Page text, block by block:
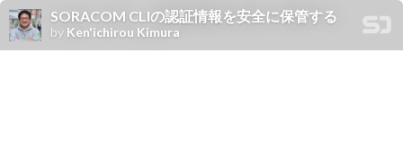
SORACOM CLIの認証情報を安全に保管する
by Ken'ichirou Kimura